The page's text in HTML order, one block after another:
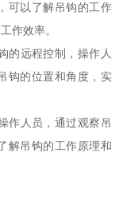
可以了解吊钩的工作
作效率。
的远程控制，操作人
钩的位置和角度，实
作人员，通过观察吊
解吊钩的工作原理和